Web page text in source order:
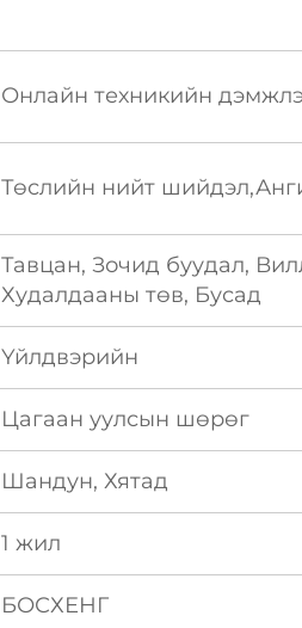
Онлайн техникийн
Төслийн нийт
Тавцан, Зочид буудал,
Худалдааны төв, Бусад
Үйлдвэрийн
Цагаан уулсын шөрөг
Шандун, Хятад
1 жил
БОСХЕНГ